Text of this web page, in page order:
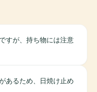
すが、持ち物には注意
あるため、日焼け止め